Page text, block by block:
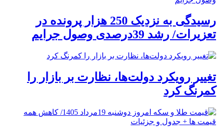
رسیدگی به نزدیک 250 هزار پرونده در
تعزیرات/ رشد 39درصدی وصول جرایم
تغییر رویکرد دولت‌ها، نظارت بر بازار را
کمرنگ کرد